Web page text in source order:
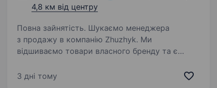
4,8 км від центру
Повна зайнятість. Шукаємо менеджера
з продажу в компанію Zhuzhyk. Ми
відшиваємо товари власного бренду та є
вігвамів в Україні. Робота не дистанційна! У нас
3 дні тому